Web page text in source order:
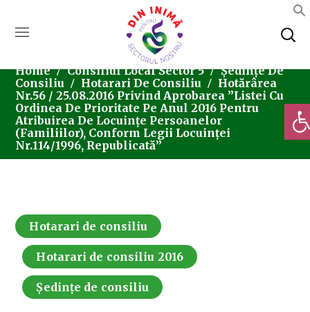
Home Consiliul Local Sector 5
Ședințe De
Consiliu
Hotarari De Consiliu
Hotărârea
Nr.56 / 25.08.2016 Privind Aprobarea ”Listei Cu
Ordinea De Prioritate Pe Anul 2016 Pentru
Atribuirea De Locuințe Persoanelor
(familiilor), Conform Legii Locuinței
Nr.114/1996, Republicată”
Hotarari de consiliu
Hotarari de consiliu 2016
Ședințe de consiliu